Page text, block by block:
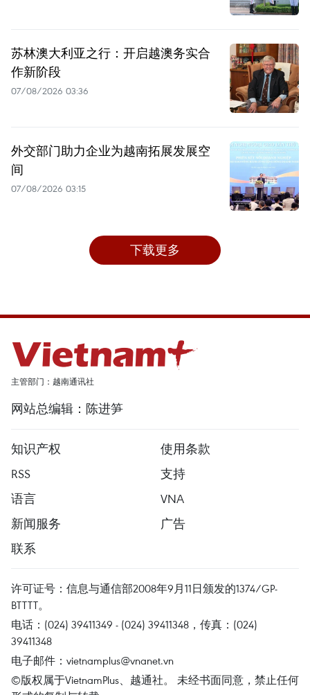
苏林澳大利亚之行：开启越澳务实合
作新阶段
07/08/2026 03:36
外交部门助力企业为越南拓展发展空
间
07/08/2026 03:15
下载更多
主管部门：越南通讯社
网站总编辑：陈进笋
知识产权
使用条款
RSS
支持
语言
VNA
新闻服务
广告
联系
许可证号：信息与通信部2008年9月11日颁发的1374/GP-
BTTTT。
电话：(024) 39411349 - (024) 39411348，传真：(024)
39411348
电子邮件： vietnamplus@vnanet.vn
©版权属于VietnamPlus、越通社。 未经书面同意，禁止任何